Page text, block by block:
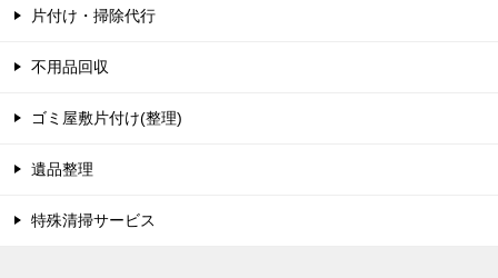
片付け・掃除代行
不用品回収
ゴミ屋敷片付け(整理)
遺品整理
特殊清掃サービス